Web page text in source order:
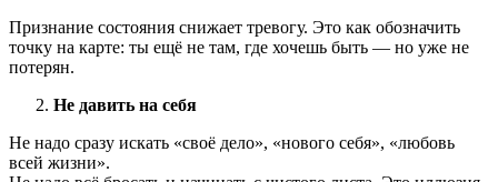
Признание состояния снижает тревогу. Это как обозначить
точку на карте: ты ещё не там, где хочешь быть — но уже не
потерян.
Не давить на себя
Не надо сразу искать «своё дело», «нового себя», «любовь
всей жизни».